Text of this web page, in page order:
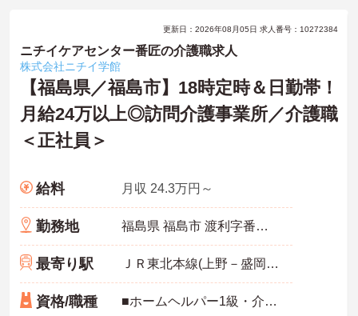
更新日：2026年08月05日 求人番号：10272384
ニチイケアセンター番匠の介護職求人
株式会社ニチイ学館
【福島県／福島市】18時定時＆日勤帯！
月給24万以上◎訪問介護事業所／介護職
＜正社員＞
給料 月収 24.3万円～
勤務地 福島県 福島市 渡利字番匠3-1 ポモドーリーＡ棟102号室
最寄り駅 ＪＲ東北本線(上野－盛岡)「福島(福島)駅」バス・車10分
資格/職種 ■ホームヘルパー1級・介護職員実務者研修修了者必須・介護職員基礎研修修了者士 いずれか必須 ■普通自動車免許必須（ＡＴ限定可） ■経験1年以上必須 ■必要なＰＣスキル：入力程度